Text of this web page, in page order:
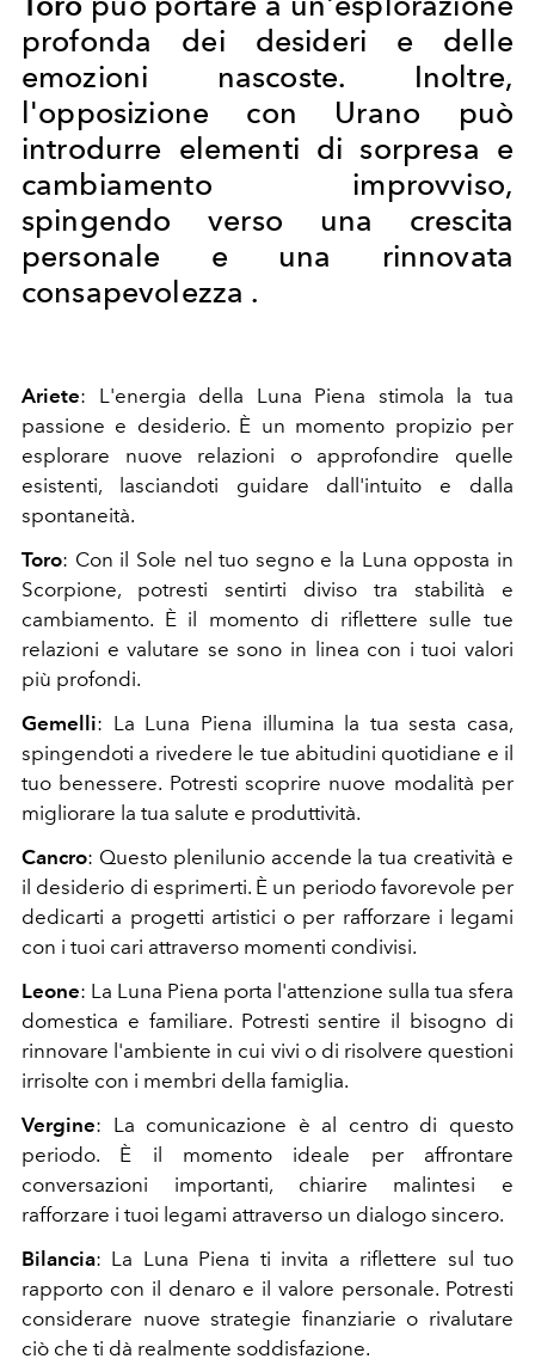
profonda dei desideri e delle
emozioni nascoste. Inoltre,
l'opposizione con Urano può
introdurre elementi di sorpresa e
cambiamento improvviso,
spingendo verso una crescita
personale e una rinnovata
consapevolezza .
Ariete: L'energia della Luna Piena stimola la tua
passione e desiderio. È un momento propizio per
esplorare nuove relazioni o approfondire quelle
esistenti, lasciandoti guidare dall'intuito e dalla
spontaneità.
Toro: Con il Sole nel tuo segno e la Luna opposta in
Scorpione, potresti sentirti diviso tra stabilità e
cambiamento. È il momento di riflettere sulle tue
relazioni e valutare se sono in linea con i tuoi valori
più profondi.
Gemelli: La Luna Piena illumina la tua sesta casa,
spingendoti a rivedere le tue abitudini quotidiane e il
tuo benessere. Potresti scoprire nuove modalità per
migliorare la tua salute e produttività.
Cancro: Questo plenilunio accende la tua creatività e
il desiderio di esprimerti. È un periodo favorevole per
dedicarti a progetti artistici o per rafforzare i legami
con i tuoi cari attraverso momenti condivisi.
Leone: La Luna Piena porta l'attenzione sulla tua sfera
domestica e familiare. Potresti sentire il bisogno di
rinnovare l'ambiente in cui vivi o di risolvere questioni
irrisolte con i membri della famiglia.
Vergine: La comunicazione è al centro di questo
periodo. È il momento ideale per affrontare
conversazioni importanti, chiarire malintesi e
rafforzare i tuoi legami attraverso un dialogo sincero.
Bilancia: La Luna Piena ti invita a riflettere sul tuo
rapporto con il denaro e il valore personale. Potresti
considerare nuove strategie finanziarie o rivalutare
ciò che ti dà realmente soddisfazione.